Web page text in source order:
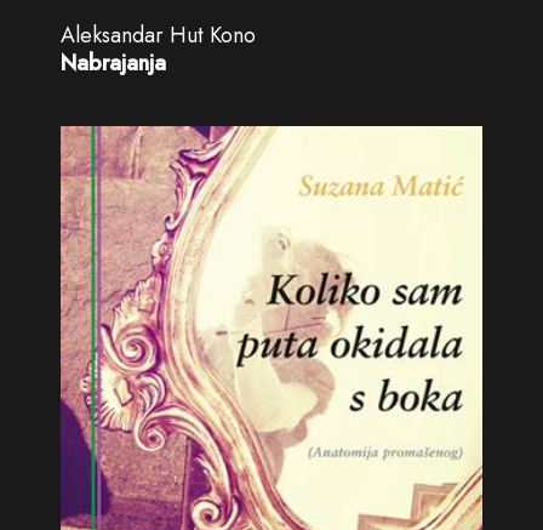
Aleksandar Hut Kono
Nabrajanja